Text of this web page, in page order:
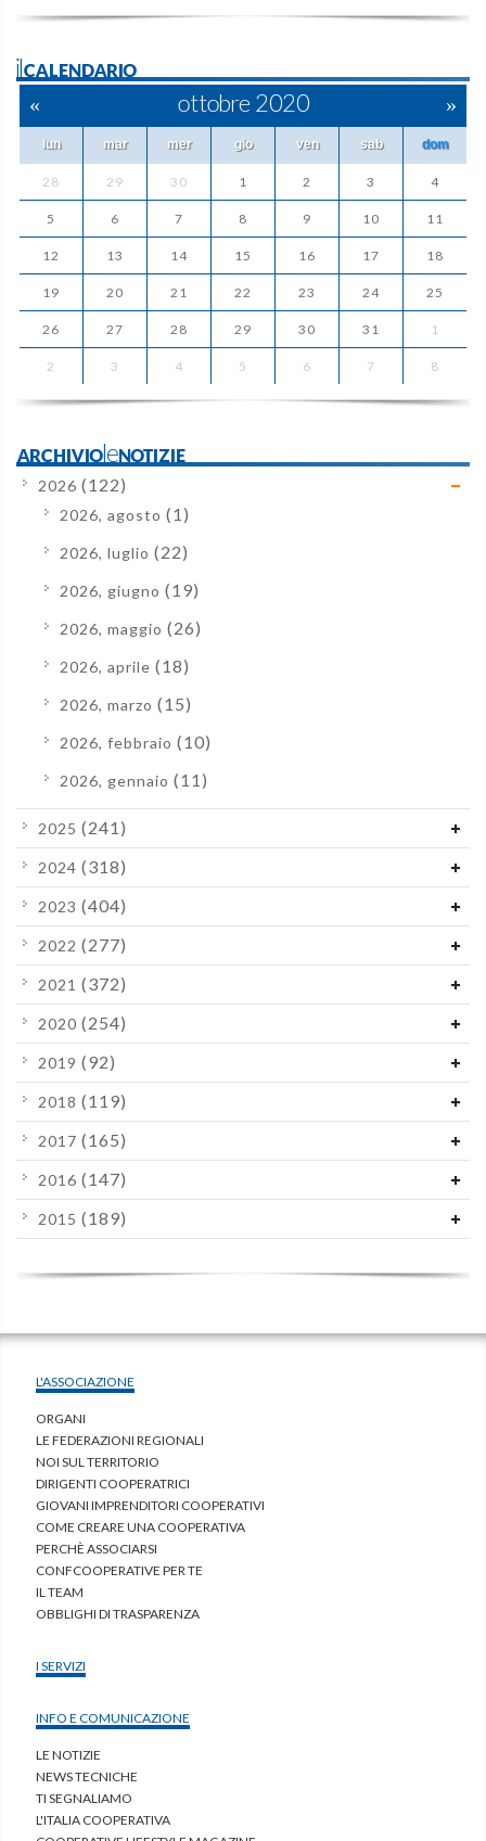
ilCALENDARIO
« ottobre 2020 »
lun mar mer gio ven sab dom
28 29 30 1 2 3 4
5 6 7 8 9 10 11
12 13 14 15 16 17 18
19 20 21 22 23 24 25
26 27 28 29 30 31 1
2 3 4 5 6 7 8
ARCHIVIOleNOTIZIE
2026 (122)
2026, agosto (1)
2026, luglio (22)
2026, giugno (19)
2026, maggio (26)
2026, aprile (18)
2026, marzo (15)
2026, febbraio (10)
2026, gennaio (11)
2025 (241)
2024 (318)
2023 (404)
2022 (277)
2021 (372)
2020 (254)
2019 (92)
2018 (119)
2017 (165)
2016 (147)
2015 (189)
L'ASSOCIAZIONE
ORGANI
LE FEDERAZIONI REGIONALI
NOI SUL TERRITORIO
DIRIGENTI COOPERATRICI
GIOVANI IMPRENDITORI COOPERATIVI
COME CREARE UNA COOPERATIVA
PERCHÈ ASSOCIARSI
CONFCOOPERATIVE PER TE
IL TEAM
OBBLIGHI DI TRASPARENZA
I SERVIZI
INFO E COMUNICAZIONE
LE NOTIZIE
NEWS TECNICHE
TI SEGNALIAMO
L'ITALIA COOPERATIVA